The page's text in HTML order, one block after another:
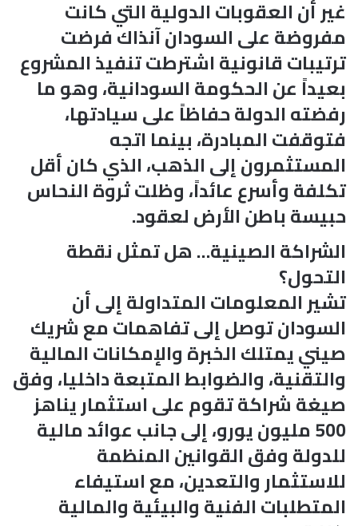
غير أن العقوبات الدولية التي كانت
مفروضة على السودان آنذاك فرضت
ترتيبات قانونية اشترطت تنفيذ المشروع
بعيداً عن الحكومة السودانية، وهو ما
رفضته الدولة حفاظاً على سيادتها،
فتوقفت المبادرة، بينما اتجه
المستثمرون إلى الذهب، الذي كان أقل
تكلفة وأسرع عائداً، وظلت ثروة النحاس
حبيسة باطن الأرض لعقود.
الشراكة الصينية… هل تمثل نقطة
التحول؟
تشير المعلومات المتداولة إلى أن
السودان توصل إلى تفاهمات مع شريك
صيني يمتلك الخبرة والإمكانات المالية
والتقنية، والضوابط المتبعة داخليا، وفق
صيغة شراكة تقوم على استثمار يناهز
500 مليون يورو، إلى جانب عوائد مالية
للدولة وفق القوانين المنظمة
للاستثمار والتعدين، مع استيفاء
المتطلبات الفنية والبيئية والمالية